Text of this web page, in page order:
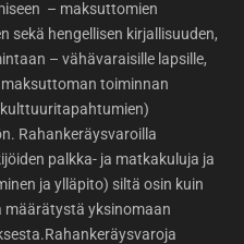
– maksuttomien
sekä hengellisen kirjallisuuden,
– vähävaraisille lapsille,
toiminnan
Rahankeräysvaroilla
palkka- ja matkakuluja ja
ja ylläpito) siltä osin kuin
määrätystä yksinomaan